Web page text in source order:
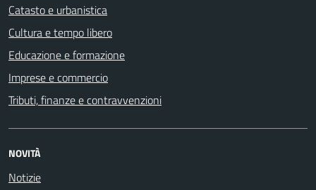
Catasto e urbanistica
Cultura e tempo libero
Educazione e formazione
Imprese e commercio
Tributi, finanze e contravvenzioni
NOVITÀ
Notizie